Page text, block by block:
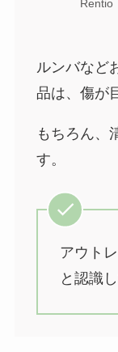
Rentio
ルンバなど
品は、傷が
もちろん、
す。
アウト
と認識